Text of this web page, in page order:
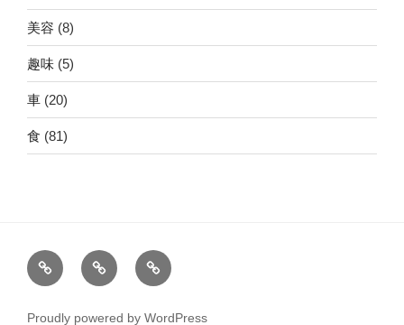
美容 (8)
趣味 (5)
車 (20)
食 (81)
ホ
ー
運
営
こ
の
Proudly powered by WordPress